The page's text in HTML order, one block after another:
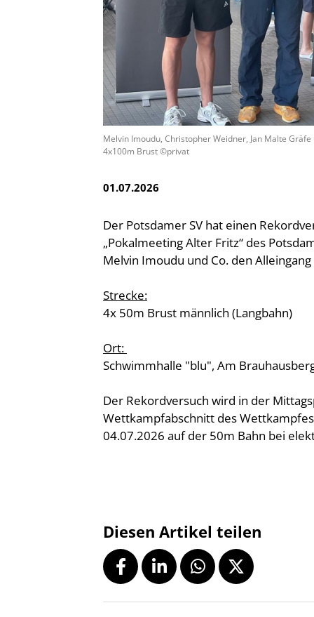
Melvin Imoudu, Christopher Weidner, Jan Malte
4x100m Brust ©privat
01.07.2026
Der Potsdamer SV hat einen
„Pokalmeeting Alter Fritz“ des
Melvin Imoudu und Co. den
Strecke:
4x 50m Brust männlich (Langbahn)
Ort:
Schwimmhalle "blu", Am
Der Rekordversuch wird in der
Wettkampfabschnitt des
04.07.2026 auf der 50m Bahn bei
Diesen Artikel teilen
Vereinsfinder
Lizenzwesen
Zentrale Hinweisstelle
Anti-Doping
Recht auf sicheren Schwimmsport